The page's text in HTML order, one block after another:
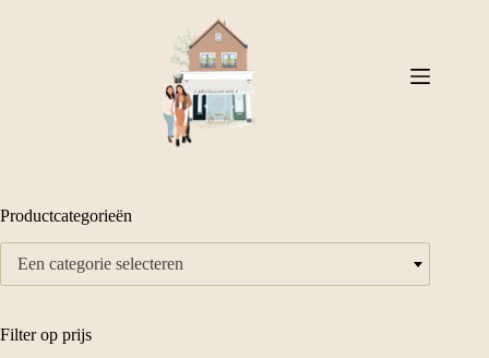
Productcategorieën
Een categorie selecteren
Filter op prijs